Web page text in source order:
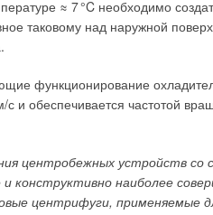
≈ 7°C необходимо
таковому над наружной
функционирование
с и обеспечивается частотой
центробежных устройств со
конструктивно наиболее
центрифуги, применяемые
происходит за счёт
температурой 5–
шум работы компрессора
вид фасада здания.
бака-аккумулятора и
среднему расходу горячей воды.
с помощью